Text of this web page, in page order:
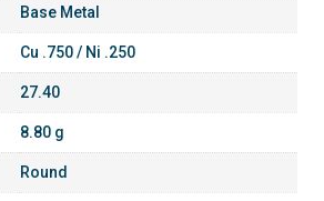
Base Metal
Cu .750 / Ni .250
27.40
8.80 g
Round